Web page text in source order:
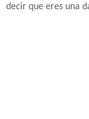
decir que eres una